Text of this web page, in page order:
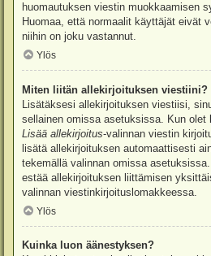
huomautuksen viestin muokkaamisen
Huomaa, että normaalit käyttäjät eivät
niihin on joku vastannut.
Ylös
Miten liitän allekirjoituksen viestiini?
Lisätäksesi allekirjoituksen viestiisi,
sellainen omissa asetuksissa. Kun
Lisää allekirjoitus-valinnan viestin
lisätä allekirjoituksen automaattisesti
tekemällä valinnan omissa
estää allekirjoituksen liittämisen
valinnan viestinkirjoituslomakkeessa.
Ylös
Kuinka luon äänestyksen?